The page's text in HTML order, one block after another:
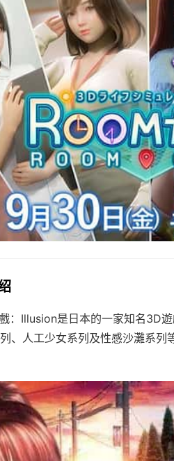
：Illusion是日本的一家知名3D
、人工少女系列及性感沙灘系列等